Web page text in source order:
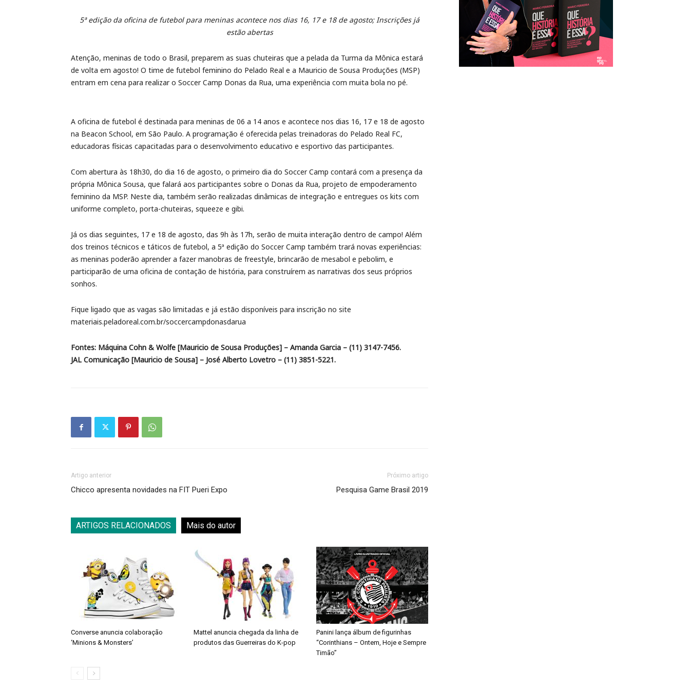
5ª edição da oficina de futebol para meninas acontece nos dias 16, 17 e 18 de agosto; Inscrições já
estão abertas
Atenção, meninas de todo o Brasil, preparem as suas chuteiras que a pelada da Turma da Mônica estará
de volta em agosto! O time de futebol feminino do Pelado Real e a Mauricio de Sousa Produções (MSP)
entram em cena para realizar o Soccer Camp Donas da Rua, uma experiência com muita bola no pé.
A oficina de futebol é destinada para meninas de 06 a 14 anos e acontece nos dias 16, 17 e 18 de agosto
na Beacon School, em São Paulo. A programação é oferecida pelas treinadoras do Pelado Real FC,
educadoras físicas capacitadas para o desenvolvimento educativo e esportivo das participantes.
Com abertura às 18h30, do dia 16 de agosto, o primeiro dia do Soccer Camp contará com a presença da
própria Mônica Sousa, que falará aos participantes sobre o Donas da Rua, projeto de empoderamento
feminino da MSP. Neste dia, também serão realizadas dinâmicas de integração e entregues os kits com
uniforme completo, porta-chuteiras, squeeze e gibi.
Já os dias seguintes, 17 e 18 de agosto, das 9h às 17h, serão de muita interação dentro de campo! Além
dos treinos técnicos e táticos de futebol, a 5ª edição do Soccer Camp também trará novas experiências:
as meninas poderão aprender a fazer manobras de freestyle, brincarão de mesabol e pebolim, e
participarão de uma oficina de contação de história, para construírem as narrativas dos seus próprios
sonhos.
Fique ligado que as vagas são limitadas e já estão disponíveis para inscrição no site
materiais.peladoreal.com.br/soccercampdonasdarua
Fontes: Máquina Cohn & Wolfe [Mauricio de Sousa Produções] – Amanda Garcia – (11) 3147-7456.
JAL Comunicação [Mauricio de Sousa] – José Alberto Lovetro – (11) 3851-5221.
Artigo anterior
Chicco apresenta novidades na FIT Pueri Expo
Próximo artigo
Pesquisa Game Brasil 2019
ARTIGOS RELACIONADOS Mais do autor
Converse anuncia colaboração
‘Minions & Monsters’
Mattel anuncia chegada da linha de
produtos das Guerreiras do K-pop
Panini lança álbum de figurinhas
“Corinthians – Ontem, Hoje e Sempre
Timão”